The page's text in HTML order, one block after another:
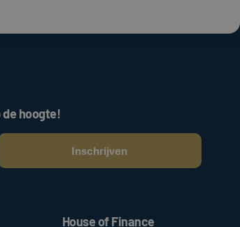
hoogte!
House of Finance